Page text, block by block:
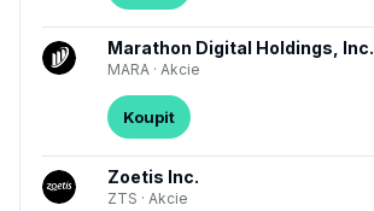
Marathon Digital Holdings, Inc.
MARA · Akcie
Koupit
Zoetis Inc.
ZTS · Akcie